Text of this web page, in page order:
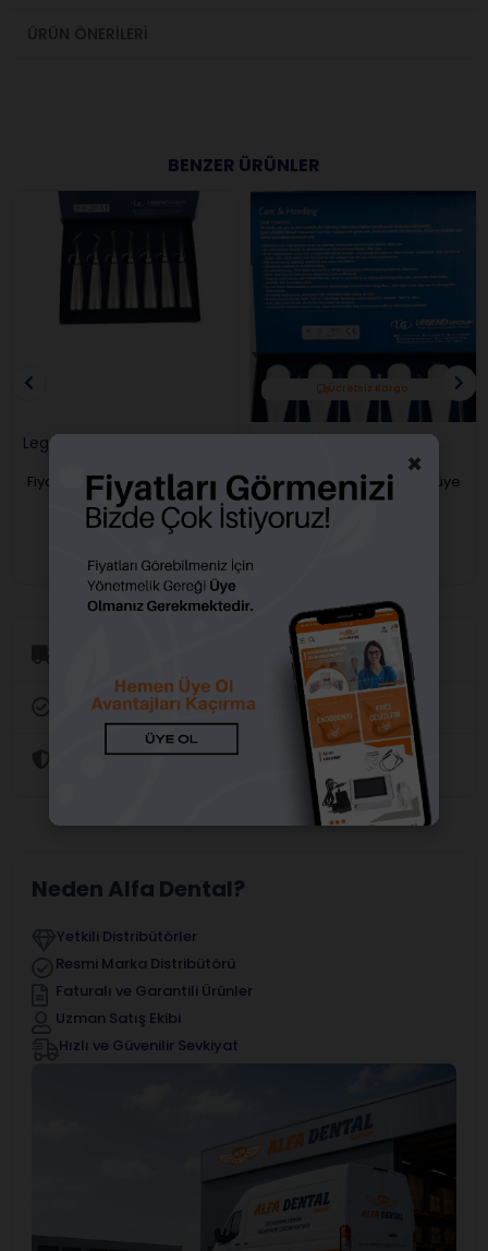
ÜRÜN ÖNERILERI
BENZER ÜRÜNLER
Legend Elevatör Seti 7 li
Fiyatları görebilmek için üye
girişi yapmalısınız.
Ücretsiz Kargo
Fiyatları görebilmek için üye
girişi yapmalısınız.
Orijinal Ürün Garantisi
Güvenli Alışveriş
Neden Alfa Dental?
Yetkili Distribütörler
Resmi Marka Distribütörü
Faturalı ve Garantili Ürünler
Uzman Satış Ekibi
Hızlı ve Güvenilir Sevkiyat
×